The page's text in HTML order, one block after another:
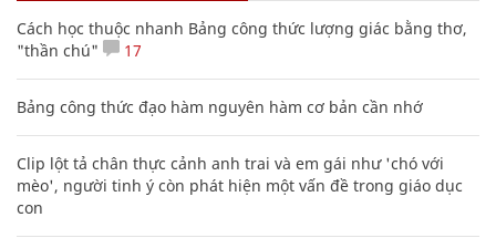
Cách học thuộc nhanh Bảng công thức lượng giác bằng thơ,
"thần chú"
17
Bảng công thức đạo hàm nguyên hàm cơ bản cần nhớ
Clip lột tả chân thực cảnh anh trai và em gái như 'chó với
mèo', người tinh ý còn phát hiện một vấn đề trong giáo dục
con